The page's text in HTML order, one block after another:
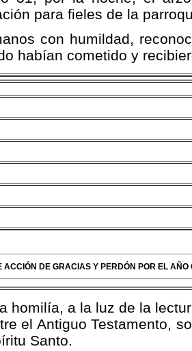
para fieles de la
con humildad,
habían cometido y
ACCIÓN DE GRACIAS Y PERDÓN POR EL
homilía, a la luz de la
el Antiguo Testamento,
Santo.